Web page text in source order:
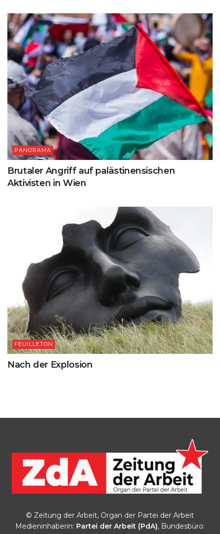
PANORAMA
Brutaler Angriff auf palästinensischen
Aktivisten in Wien
FEUILLETON
Nach der Explosion
© Zeitung der Arbeit, Organ der Partei der Arbeit
Medieninhaberin: Partei der Arbeit (PdA), Bundesbüro: